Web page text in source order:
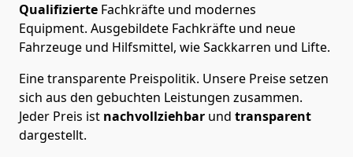
Qualifizierte Fachkräfte und modernes
Equipment. Ausgebildete Fachkräfte und neue
Fahrzeuge und Hilfsmittel, wie Sackkarren und Lifte.
Eine transparente Preispolitik. Unsere Preise setzen
sich aus den gebuchten Leistungen zusammen.
Jeder Preis ist nachvollziehbar und transparent
dargestellt.